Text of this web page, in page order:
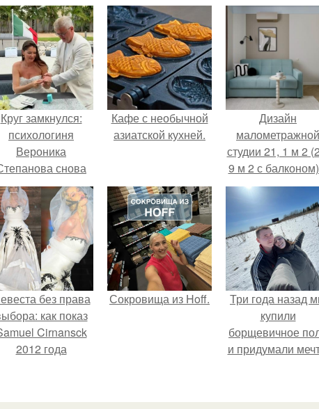
Круг замкнулся:
психологиня
Вероника
снова
замуж за
собственного
бывшего мужа.
Кафе с необычной
азиатской кухней.
Дизайн
малометражной
студии 21, 1 м 2
9 м 2 с
Краснодаре.
без права
как показ
Cirnansck
2012 года
принуждения.
Сокровища из Hoff.
Три года назад
купили
борщевичное
и придумали